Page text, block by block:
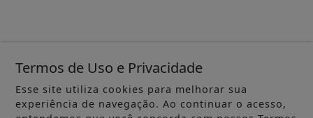
Termos de Uso e Privacidade
Esse site utiliza cookies para melhorar sua
experiência de navegação. Ao continuar o acesso,